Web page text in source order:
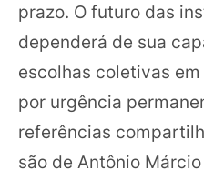
prazo. O futuro das
dependerá de sua
escolhas coletivas
por urgência
referências
são de Antônio